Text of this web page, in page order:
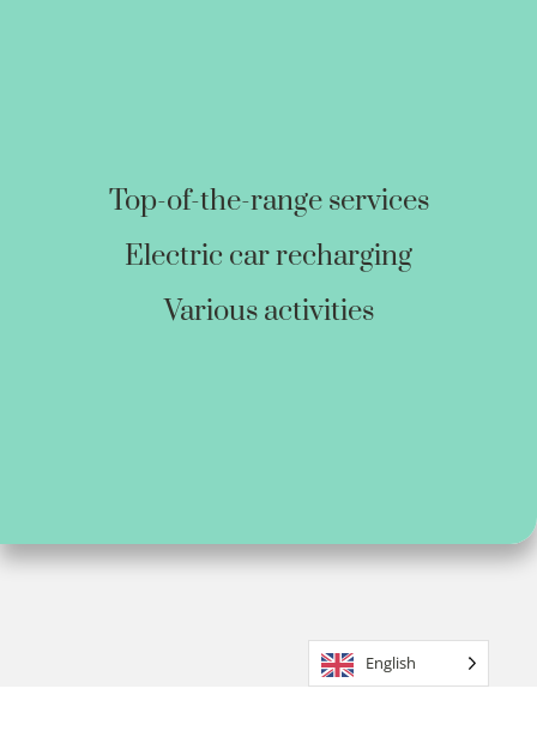
Top-of-the-range services
Electric car recharging
Various activities
English